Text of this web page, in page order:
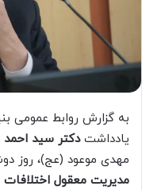
به گزارش روابط عمومی
یادداشتدکتر سید احمد
مهدی موعود (عج)، روز
مدیریت معقول اختلافات